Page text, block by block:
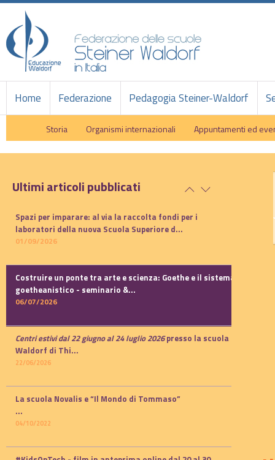
Home Federazione Pedagogia Steiner-Waldorf
Storia Organismi internazionali Appuntamenti ed
Ultimi articoli pubblicati
Spazi per imparare: al via la raccolta fondi per i
laboratori della nuova Scuola Superiore d...
01/09/2026
Costruire un ponte tra arte e scienza: Goethe e il sistema
goetheanistico - seminario &...
06/07/2026
Centri estivi dal 22 giugno al 24 luglio 2026presso la scuola
Waldorf di Thi...
22/06/2026
La scuola Novalis e “Il Mondo di Tommaso”
...
04/10/2022